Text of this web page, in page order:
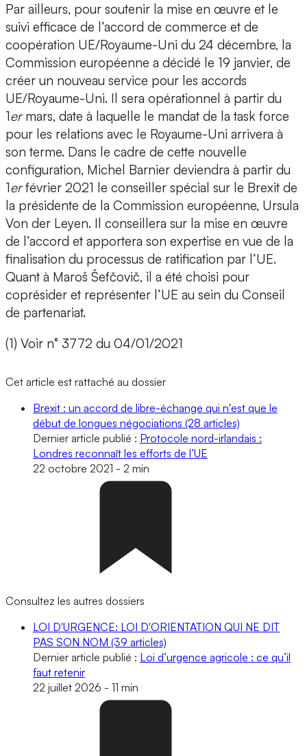
Par ailleurs, pour soutenir la mise en œuvre et le
suivi efficace de l’accord de commerce et de
coopération UE/Royaume-Uni du 24 décembre, la
Commission européenne a décidé le 19 janvier, de
créer un nouveau service pour les accords
UE/Royaume-Uni. Il sera opérationnel à partir du
1ermars, date à laquelle le mandat de la task force
pour les relations avec le Royaume-Uni arrivera à
son terme. Dans le cadre de cette nouvelle
configuration, Michel Barnier deviendra à partir du
1erfévrier 2021 le conseiller spécial sur le Brexit de
la présidente de la Commission européenne, Ursula
Von der Leyen. Il conseillera sur la mise en œuvre
de l’accord et apportera son expertise en vue de la
finalisation du processus de ratification par l’UE.
Quant à Maroš Šefčovič, il a été choisi pour
coprésider et représenter l’UE au sein du Conseil
de partenariat.
(1) Voir n° 3772 du 04/01/2021
Cet article est rattaché au dossier
Brexit : un accord de libre-échange qui n'est que le
début de longues négociations (28 articles)
Dernier article publié : Protocole nord-irlandais :
Londres reconnaît les efforts de l’UE
22 octobre 2021 - 2 min
Consultez les autres dossiers
LOI D'URGENCE: LOI D'ORIENTATION QUI NE DIT
PAS SON NOM (39 articles)
Dernier article publié : Loi d’urgence agricole : ce qu’il
faut retenir
22 juillet 2026 - 11 min